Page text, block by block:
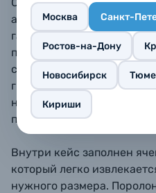
Москва Санкт-
Ростов-на-Дону
Новосибирск
Кириши
автоматического
гарантируют
погружении в воду на
способны выдержать
градусов.
надежное
предотвращают
Внутри кейс заполнен
который легко
нужного размера.